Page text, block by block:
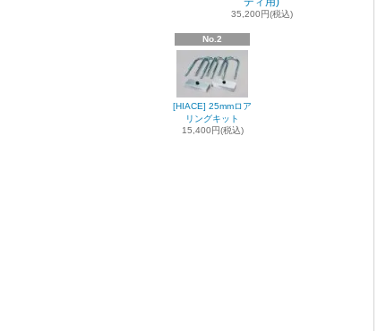
35,200円(税込)
No.2
[HIACE] 25mmロア
リングキット
15,400円(税込)